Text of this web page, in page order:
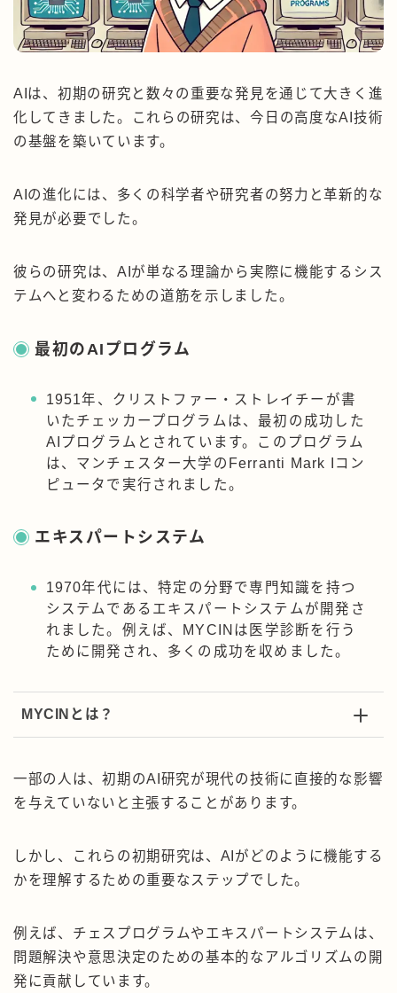
AIは、初期の研究と数々の重要な発見を通じて大きく進
化してきました。これらの研究は、今日の高度なAI技術
の基盤を築いています。
AIの進化には、多くの科学者や研究者の努力と革新的な
発見が必要でした。
彼らの研究は、AIが単なる理論から実際に機能するシス
テムへと変わるための道筋を示しました。
最初のAIプログラム
1951年、クリストファー・ストレイチーが書
いたチェッカープログラムは、最初の成功した
AIプログラムとされています。このプログラム
は、マンチェスター大学のFerranti Mark Iコン
ピュータで実行されました。
エキスパートシステム
1970年代には、特定の分野で専門知識を持つ
システムであるエキスパートシステムが開発さ
れました。例えば、MYCINは医学診断を行う
ために開発され、多くの成功を収めました。
MYCINとは？
一部の人は、初期のAI研究が現代の技術に直接的な影響
を与えていないと主張することがあります。
しかし、これらの初期研究は、AIがどのように機能する
かを理解するための重要なステップでした。
例えば、チェスプログラムやエキスパートシステムは、
問題解決や意思決定のための基本的なアルゴリズムの開
発に貢献しています。